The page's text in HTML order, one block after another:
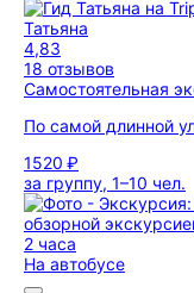
Татьяна
4,83
18 отзывов
Самостоятельная
По самой длинной
1520 ₽
за группу, 1–10 чел.
2 часа
На автобусе